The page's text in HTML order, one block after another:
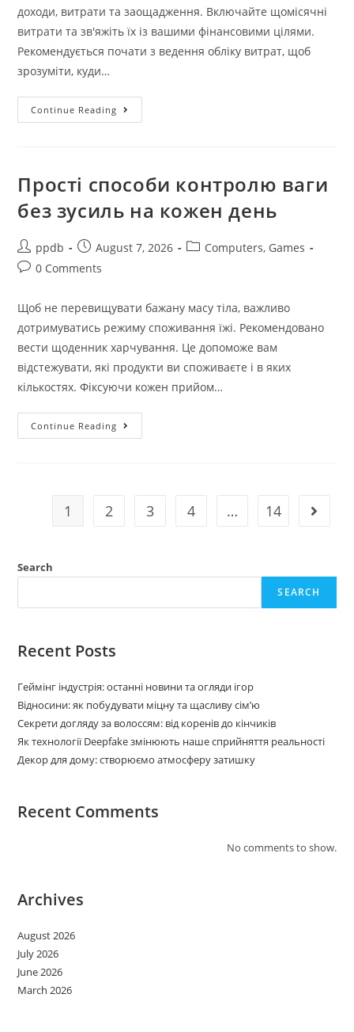
доходи, витрати та заощадження. Включайте щомісячні
витрати та зв'яжіть їх із вашими фінансовими цілями.
Рекомендується почати з ведення обліку витрат, щоб
зрозуміти, куди…
Continue Reading Основи
Управління
Благополуччя
Прості способи контролю ваги
без зусиль на кожен день
Post
author:
ppdb
Post
published:
August 7, 2026
PostComputers, Games
Post0 Comments
Щоб не перевищувати бажану масу тіла, важливо
дотримуватись режиму споживання їжі. Рекомендовано
вести щоденник харчування. Це допоможе вам
відстежувати, які продукти ви споживаєте і в яких
кількостях. Фіксуючи кожен прийом…
Continue Reading Прості
Способи
Кожен
День
1 2 3 4 … 14 Go to
Search
SEARCH
Recent Posts
Геймінг індустрія: останні новини та огляди ігор
Відносини: як побудувати міцну та щасливу сім’ю
Секрети догляду за волоссям: від коренів до кінчиків
Як технології Deepfake змінюють наше сприйняття реальності
Декор для дому: створюємо атмосферу затишку
Recent Comments
No comments to show.
Archives
August 2026
July 2026
June 2026
March 2026